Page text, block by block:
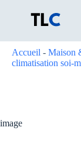
Accueil - Maison
climatisation soi-
image